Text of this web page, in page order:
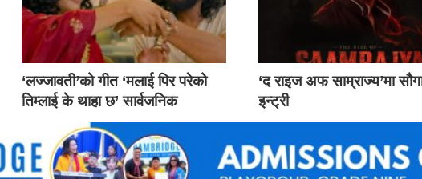
‘लज्जावती’को गीत ‘मलाई पिर परेको
तिम्लाई के थाहा छ’ सार्वजनिक
‘द राइज अफ साम्राज्य’मा
इन्ट्री